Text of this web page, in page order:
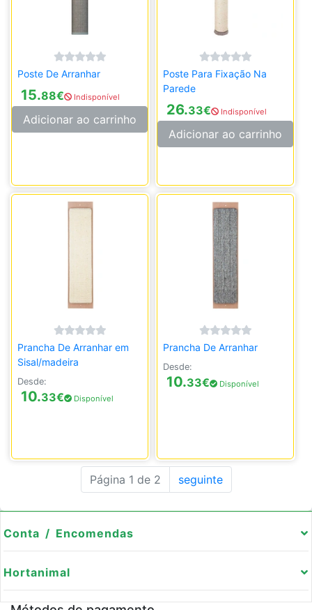
Poste De Arranhar
15.88€ Indisponível
Adicionar ao carrinho
Poste Para Fixação Na
Parede
26.33€ Indisponível
Adicionar ao carrinho
Prancha De Arranhar em
Sisal/madeira
Desde:
10.33€ Disponível
Prancha De Arranhar
Desde:
10.33€ Disponível
Página 1 de 2 seguinte
Conta / Encomendas
Hortanimal